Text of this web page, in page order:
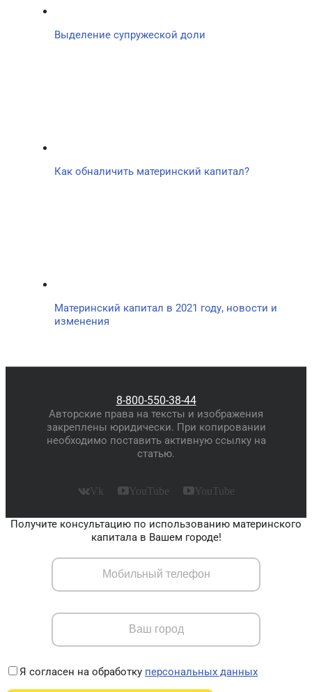
Выделение супружеской доли
Как обналичить материнский капитал?
Материнский капитал в 2021 году, новости и
изменения
8-800-550-38-44
Авторские права на тексты и изображения
закреплены юридически. При копировании
необходимо поставить активную ссылку на
статью.
Vk YouTube YouTube
Получите консультацию по использованию материнского
капитала в Вашем городе!
Я согласен на обработку персональных данных